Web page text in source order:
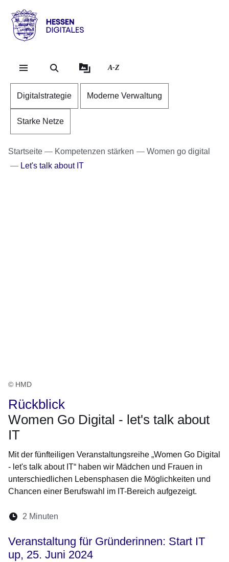
Hessen
Digitales
A-Z
Digitalstrategie Moderne Verwaltung
Starke Netze
Startseite Kompetenzen stärken
Women go digital
Let's talk about IT
© HMD
Rückblick
Women Go Digital - let's talk about
IT
Mit der fünfteiligen Veranstaltungsreihe „Women Go Digital
- let's talk about IT“ haben wir Mädchen und Frauen in
unterschiedlichen Lebensphasen die Möglichkeiten und
Chancen einer Berufswahl im IT-Bereich aufgezeigt.
Lesedauer:
2 Minuten
Veranstaltung für Gründerinnen: Start IT
up, 25. Juni 2024